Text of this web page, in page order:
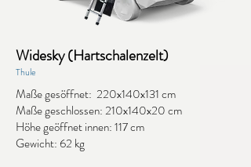
Widesky (Hartschalenzelt)
Thule
Maße gesöffnet: 220x140x131 cm
Maße geschlossen: 210x140x20 cm
Höhe geöffnet innen: 117 cm
Gewicht: 62 kg